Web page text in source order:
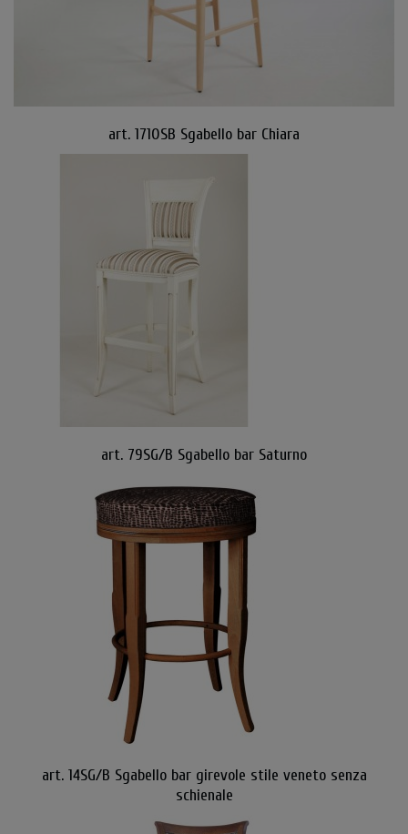
art. 1710SB Sgabello bar Chiara
art. 79SG/B Sgabello bar Saturno
art. 14SG/B Sgabello bar girevole stile veneto senza
schienale